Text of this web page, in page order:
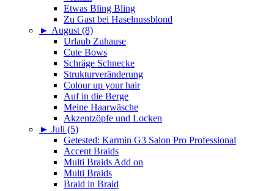
Etwas Bling Bling
Zu Gast bei Haselnussblond
► August (8)
Urlaub Zuhause
Cute Bows
Schräge Schnecke
Strukturveränderung
Colour up your hair
Auf in die Berge
Meine Haarwäsche
Akzentzöpfe und Locken
► Juli (5)
Getested: Karmin G3 Salon Pro Professional
Accent Braids
Multi Braids Add on
Multi Braids
Braid in Braid